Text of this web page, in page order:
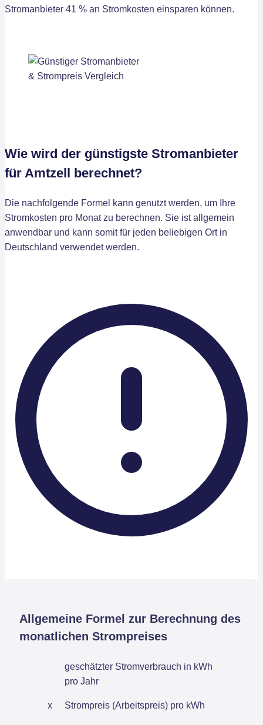
Stromanbieter 41 % an Stromkosten einsparen können.
Wie wird der günstigste Stromanbieter
für Amtzell berechnet?
Die nachfolgende Formel kann genutzt werden, um Ihre
Stromkosten pro Monat zu berechnen. Sie ist allgemein
anwendbar und kann somit für jeden beliebigen Ort in
Deutschland verwendet werden.
Allgemeine Formel zur Berechnung des
monatlichen Strompreises
geschätzter Stromverbrauch in kWh
pro Jahr
x Strompreis (Arbeitspreis) pro kWh